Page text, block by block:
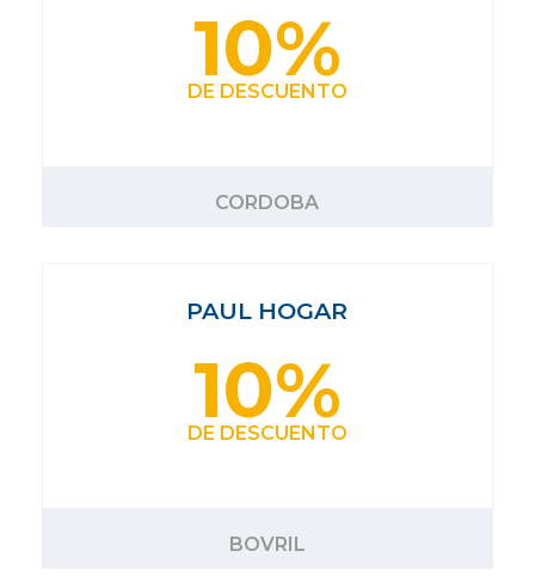
10%
DE DESCUENTO
CORDOBA
PAUL HOGAR
10%
DE DESCUENTO
BOVRIL